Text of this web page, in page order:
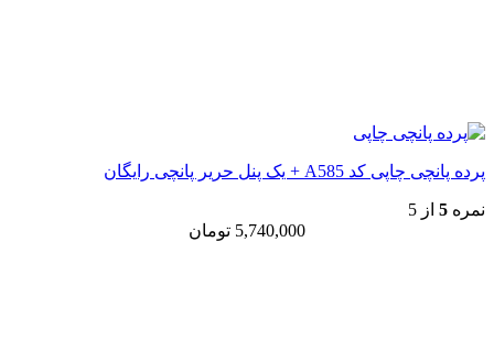
پرده پانچی چاپی کد A585 + یک پنل حریر پانچی رایگان
نمره5 از 5
5,740,000 تومان